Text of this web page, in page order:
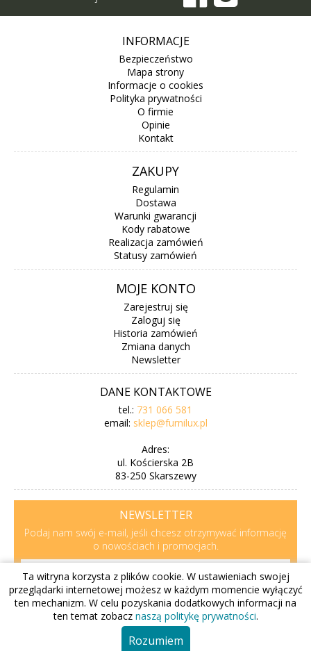
INFORMACJE
Bezpieczeństwo
Mapa strony
Informacje o cookies
Polityka prywatności
O firmie
Opinie
Kontakt
ZAKUPY
Regulamin
Dostawa
Warunki gwarancji
Kody rabatowe
Realizacja zamówień
Statusy zamówień
MOJE KONTO
Zarejestruj się
Zaloguj się
Historia zamówień
Zmiana danych
Newsletter
DANE KONTAKTOWE
tel.: 731 066 581
email: sklep@furnilux.pl
Adres:
ul. Kościerska 2B
83-250 Skarszewy
NEWSLETTER
Podaj nam swój e-mail, jeśli chcesz otrzymywać informację
o nowościach i promocjach.
Zapisz Wypisz
Ta witryna korzysta z plików cookie. W ustawieniach swojej
przeglądarki internetowej możesz w każdym momencie wyłączyć
ten mechanizm. W celu pozyskania dodatkowych informacji na
ten temat zobacz naszą politykę prywatności.
Rozumiem